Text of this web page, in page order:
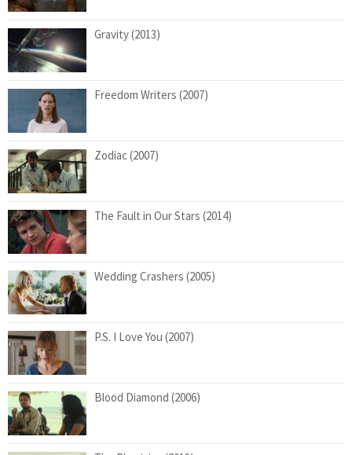
Gravity (2013)
Freedom Writers (2007)
Zodiac (2007)
The Fault in Our Stars (2014)
Wedding Crashers (2005)
P.S. I Love You (2007)
Blood Diamond (2006)